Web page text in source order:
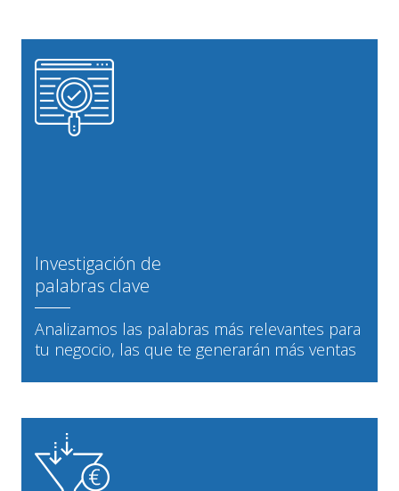
Investigación de
palabras clave
Analizamos las palabras más relevantes para
tu negocio, las que te generarán más ventas